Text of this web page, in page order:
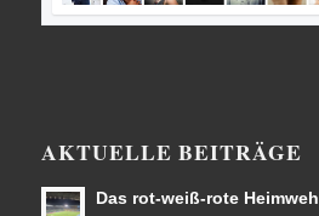
AKTUELLE BEITRÄGE
Das rot-weiß-rote Heimweh